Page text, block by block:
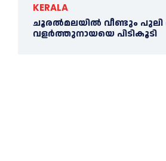
KERALA
ചൂരല്‍മലയില്‍ വീണ്ടും പുലി
വളര്‍ത്തുനായയെ പിടികൂടി